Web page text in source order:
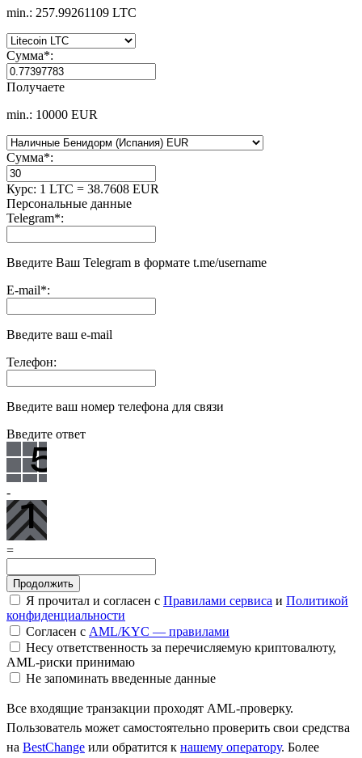
min.: 257.99261109 LTC
Сумма*:
Получаете
min.: 10000 EUR
Сумма*:
Курс: 1 LTC = 38.7608 EUR
Персональные данные
Telegram*:
Введите Ваш Telegram в формате t.me/username
E-mail*:
Введите ваш e-mail
Телефон:
Введите ваш номер телефона для связи
Введите ответ
-
=
Я прочитал и согласен с Правилами сервиса и Политикой
конфиденциальности
Согласен с AML/KYC — правилами
Несу ответственность за перечисляемую криптовалюту,
AML-риски принимаю
Не запоминать введенные данные
Все входящие транзакции проходят AML-проверку.
Пользователь может самостоятельно проверить свои средства
на BestChange или обратится к нашему оператору. Более